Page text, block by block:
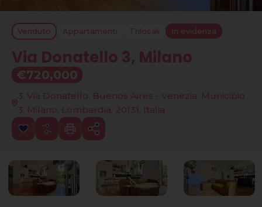
Venduto Appartamenti Trilocali In evidenza
Via Donatello 3, Milano
€720,000
3, Via Donatello, Buenos Aires - Venezia, Municipio
3, Milano, Lombardia, 20131, Italia